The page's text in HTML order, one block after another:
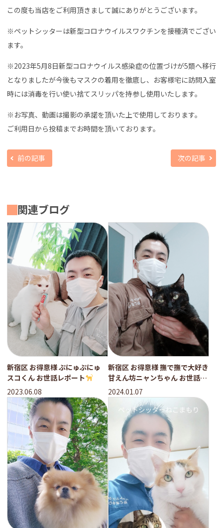
この度も当店をご利用頂きまして誠にありがとうございます。
※ペットシッターは新型コロナウイルスワクチンを接種済でござい
ます。
※2023年5月8日新型コロナウイルス感染症の位置づけが5類へ移行
となりましたが今後もマスクの着用を徹底し、お客様宅に訪問入室
時には消毒を行い使い捨てスリッパを持参し使用いたします。
※お写真、動画は撮影の承諾を頂いた上で使用しております。
ご利用日から投稿までお時間を頂いております。
前の記事 次の記事
関連ブログ
新宿区 お得意様 ぷにゅぷにゅ
スコくん お世話レポート
2023.06.08
新宿区 お得意様 撫で撫で大好き
甘えん坊ニャンちゃん お世話レ
ポート
2024.01.07